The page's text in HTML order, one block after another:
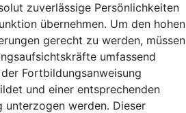
zuverlässige Persönlichkeiten
übernehmen. Um den hohen
gerecht zu werden, müssen
umfassend
Fortbildungsanweisung
und einer entsprechenden
unterzogen werden. Dieser